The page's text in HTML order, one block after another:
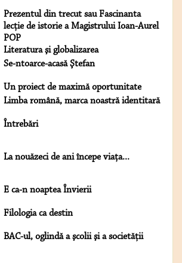
Prezentul din trecut sau Fascinanta
lecție de istorie a Magistrului Ioan-Aurel
POP
Literatura şi globalizarea
Se-ntoarce-acasă Ştefan
Un proiect de maximă oportunitate
Limba română, marca noastră identitară
Întrebări
La nouăzeci de ani începe viaţa...
E ca-n noaptea Învierii
Filologia ca destin
BAC-ul, oglindă a şcolii şi a societăţii